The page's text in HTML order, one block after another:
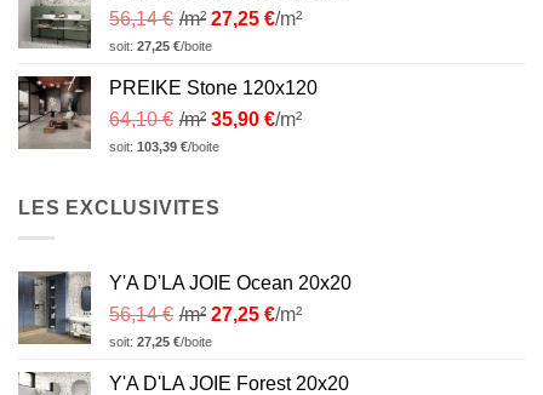
56,14€ /m² 27,25 €/m²
soit: 27,25 €/boite
PREIKE Stone 120x120
64,10€ /m² 35,90 €/m²
soit: 103,39 €/boite
LES EXCLUSIVITES
Y'A D'LA JOIE Ocean 20x20
56,14€ /m² 27,25 €/m²
soit: 27,25 €/boite
Y'A D'LA JOIE Forest 20x20